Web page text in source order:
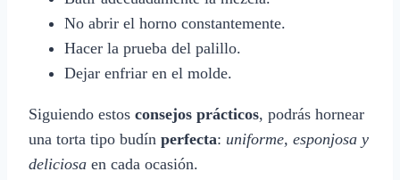
No abrir el horno constantemente.
Hacer la prueba del palillo.
Dejar enfriar en el molde.
Siguiendo estos consejos prácticos, podrás hornear
una torta tipo budín perfecta: uniforme, esponjosa y
deliciosa en cada ocasión.